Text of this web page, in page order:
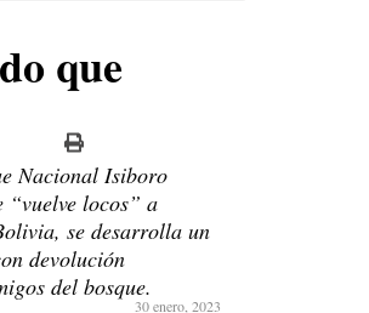
que
Nacional Isiboro
“vuelve locos” a
se desarrolla un
devolución
del bosque.
30 enero, 2023